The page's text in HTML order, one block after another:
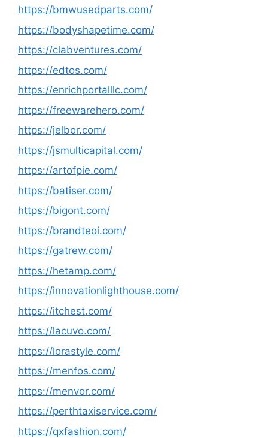
https://bmwusedparts.com/
https://bodyshapetime.com/
https://clabventures.com/
https://edtos.com/
https://enrichportalllc.com/
https://freewarehero.com/
https://jelbor.com/
https://jsmulticapital.com/
https://artofpie.com/
https://batiser.com/
https://bigont.com/
https://brandteoi.com/
https://gatrew.com/
https://hetamp.com/
https://innovationlighthouse.com/
https://itchest.com/
https://lacuvo.com/
https://lorastyle.com/
https://menfos.com/
https://menvor.com/
https://perthtaxiservice.com/
https://qxfashion.com/